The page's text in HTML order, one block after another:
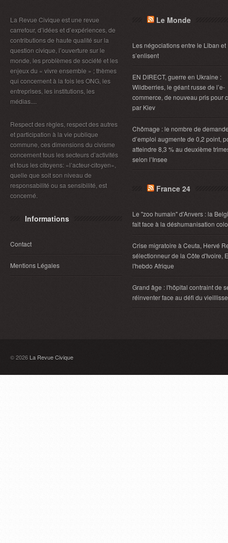
La Revue Civique est une revue
carrefour, d’idées et d’expériences, de
contributions de haute qualité sur la
question civique, l’ouverture sur le
monde, les problèmes de société et les
enjeux du « vivre ensemble » ; thèmes
qui concernent à la fois les ONG, les
entreprises, les institutions, les
médias....
Respect des règles, respect des autres
et participation à la vie publique
commune, ces dimensions du civisme
concernent tous les secteurs d’activités
et tous les citoyens: «l’acteur-citoyen»,
quelle que soit son niveau de
responsabilité ou sa sensibilité, est
concerné.
Informations
Contact
Mentions Légales
Le Monde
Les négociations entre le Liban et
s’enlisent
EN DIRECT, guerre en Ukraine :
Wildberries, le géant russe de l’e-
commerce, de nouveau pris pour
par Kiev
Chômage : le nombre de
d’emploi augmente de 0,2 point,
atteindre 8,3 % au deuxième
selon l’Insee
France 24
Le "zoo humain" d'Anvers : la
fait face à la déshumanisation
Crise migratoire à Ceuta, Hervé
sélectionneur de la Côte d'Ivoire,
l'hebdo Afrique
Grand âge : l'hôpital contraint de
réinventer face au défi du
© 2026 La Revue Civique